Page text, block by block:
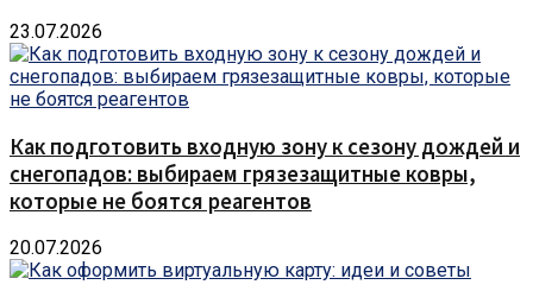
23.07.2026
Как подготовить входную зону к сезону дождей и
снегопадов: выбираем грязезащитные ковры,
которые не боятся реагентов
20.07.2026